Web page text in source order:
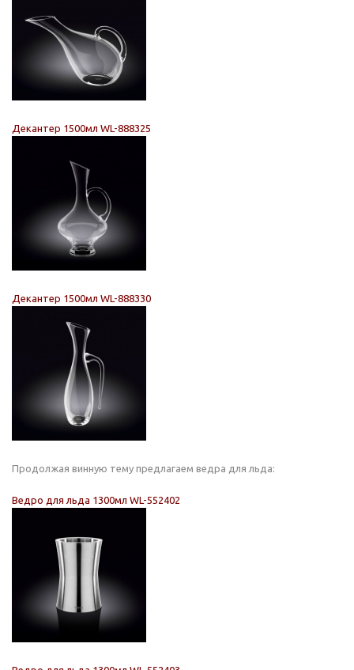
Декантер 1500мл WL-888325
Декантер 1500мл WL-888330
Продолжая винную тему предлагаем ведра для льда:
Ведро для льда 1300мл WL-552402